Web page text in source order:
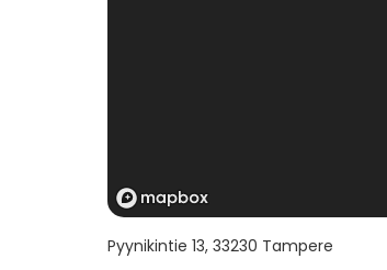
Pyynikintie 13, 33230 Tampere